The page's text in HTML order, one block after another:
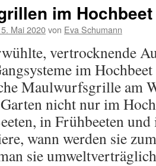
im Hochbeet
Mai 2020von Eva Schumann
vertrocknende
im
Maulwurfsgrille am
nicht nur im
in Frühbeeten
wann werden sie
sie